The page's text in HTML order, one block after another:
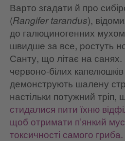
Варто згадати й про
(Rangifer tarandus),
до галюциногенних
швидше за все, ростуть
Санту, що літає на санях.
червоно-білих капелюшків
демонструють шалену
настільки потужний тріп,
стидалися пити їхню
щоб отримати п’янкий
токсичності самого гриба.